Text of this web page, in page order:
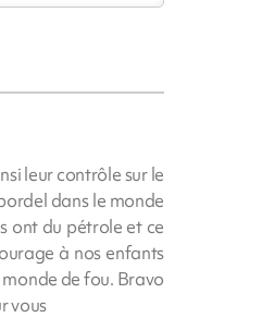
leur contrôle sur le
dans le monde
ont du pétrole et ce
à nos enfants
monde de fou. Bravo
vous